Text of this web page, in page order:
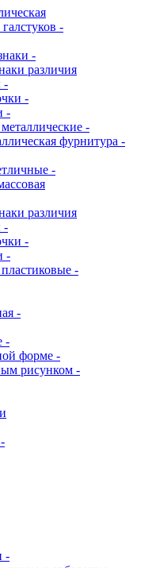
-
-
различия
-
-
-
-
фурнитура -
-
различия
-
-
-
-
-
-
форме -
рисунком -
-